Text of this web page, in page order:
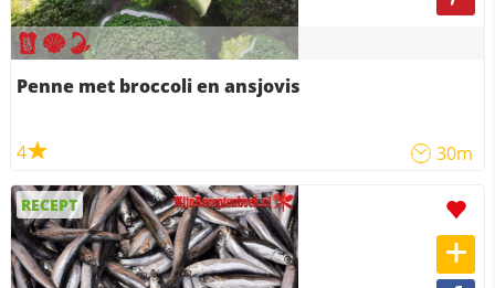
Penne met broccoli en ansjovis
4 30m
RECEPT